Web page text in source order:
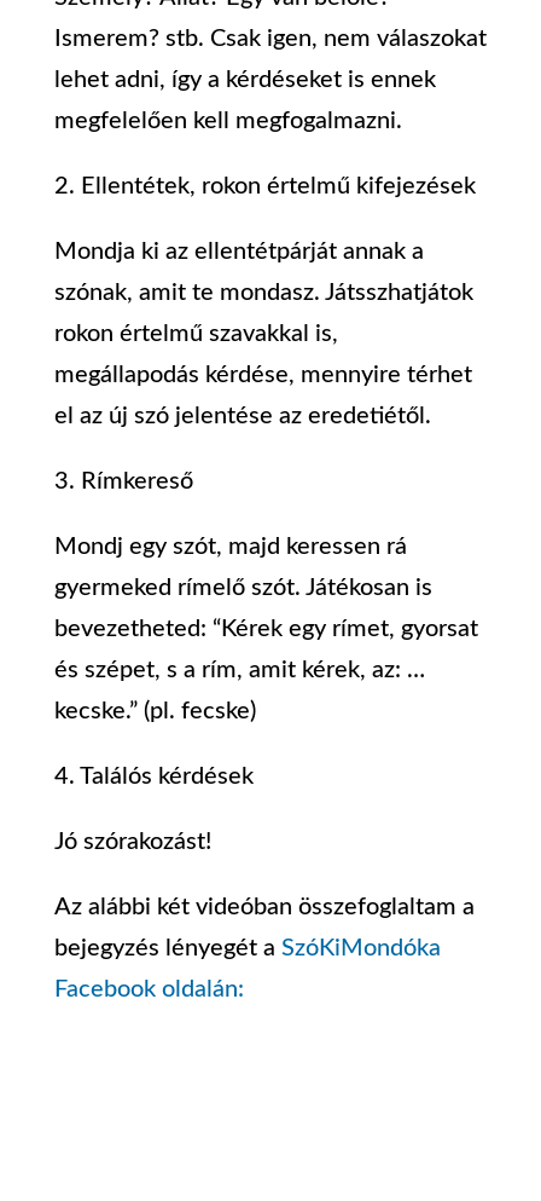
Ismerem? stb. Csak igen, nem válaszokat
lehet adni, így a kérdéseket is ennek
megfelelően kell megfogalmazni.
2. Ellentétek, rokon értelmű kifejezések
Mondja ki az ellentétpárját annak a
szónak, amit te mondasz. Játsszhatjátok
rokon értelmű szavakkal is,
megállapodás kérdése, mennyire térhet
el az új szó jelentése az eredetiétől.
3. Rímkereső
Mondj egy szót, majd keressen rá
gyermeked rímelő szót. Játékosan is
bevezetheted: “Kérek egy rímet, gyorsat
és szépet, s a rím, amit kérek, az: …
kecske.” (pl. fecske)
4. Találós kérdések
Jó szórakozást!
Az alábbi két videóban összefoglaltam a
bejegyzés lényegét a SzóKiMondóka
Facebook oldalán: